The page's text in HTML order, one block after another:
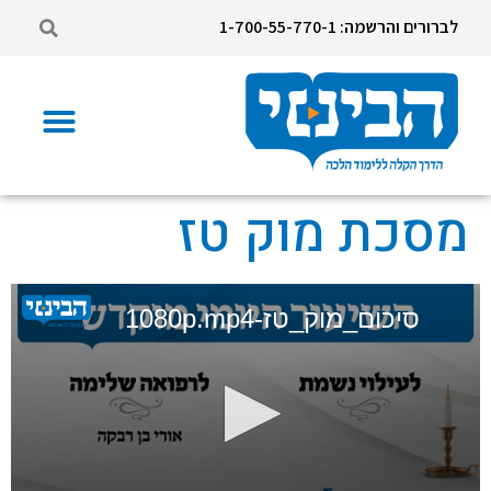
לברורים והרשמה: 1-700-55-770-1
מסכת מוק טז
סיכום_מוק_טז-1080p.mp4